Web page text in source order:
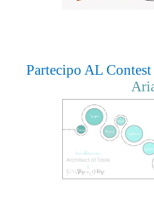
Partecipo AL